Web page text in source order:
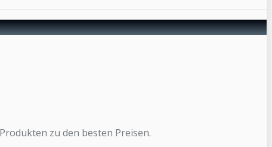
zu den besten Preisen.